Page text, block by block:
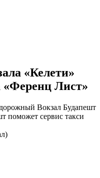
«Келети»
«Ференц Лист»
Вокзал Будапешт
поможет сервис такси